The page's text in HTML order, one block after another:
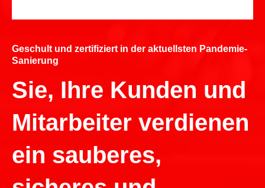
Geschult und zertifiziert in der aktuellsten Pandemie-
Sanierung
Sie, Ihre Kunden und
Mitarbeiter verdienen
ein sauberes,